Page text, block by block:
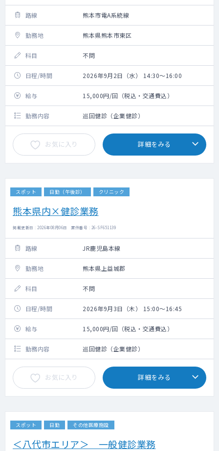
路線 熊本市電A系統線
勤務地 熊本県熊本市東区
科目 不問
日程/時間 2026年9月2日（水） 14:30～16:00
給与 15,000円/回（税込・交通費込）
勤務内容 巡回健診（企業健診）
お気に入り 詳細をみる
スポット 日勤（午後診） クリニック
熊本県内×健診業務
掲載更新日 : 2026年08月06日 案件番号 : 26-SF651139
路線 JR鹿児島本線
勤務地 熊本県上益城郡
科目 不問
日程/時間 2026年9月3日（木） 15:00～16:45
給与 15,000円/回（税込・交通費込）
勤務内容 巡回健診（企業健診）
お気に入り 詳細をみる
スポット 日勤 その他医療施設
＜八代市エリア＞ 一般健診業務